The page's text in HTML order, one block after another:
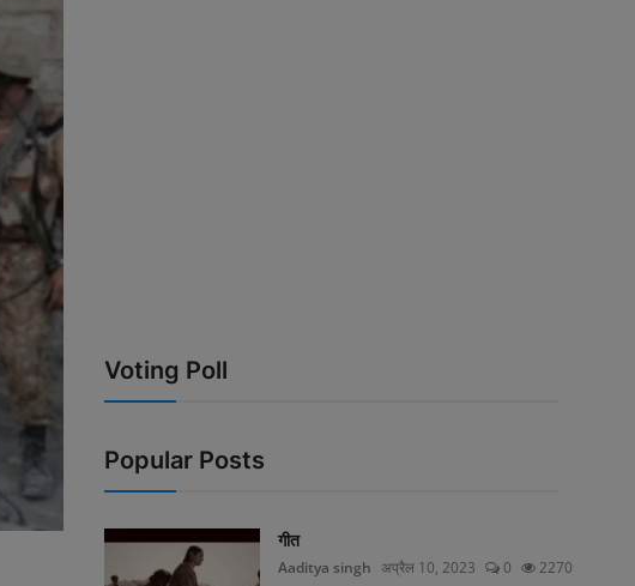
Voting Poll
Popular Posts
गीत
Aaditya singh अप्रैल 10, 2023 0 2270